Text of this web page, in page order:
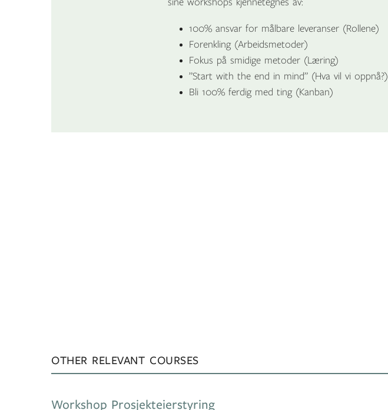
sine workshops kjennetegnes av:
100% ansvar for målbare leveranser (Rollene)
Forenkling (Arbeidsmetoder)
Fokus på smidige metoder (Læring)
”Start with the end in mind” (Hva vil vi oppnå?)
Bli 100% ferdig med ting (Kanban)
OTHER RELEVANT COURSES
Workshop Prosjekteierstyring